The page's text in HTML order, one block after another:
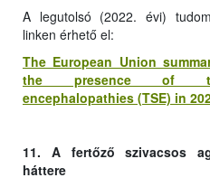
A legutolsó (2022. évi)
linken érhető el:
The European Union
the presence of
encephalopathies (TSE) in
11. A fertőző szivacsos
háttere